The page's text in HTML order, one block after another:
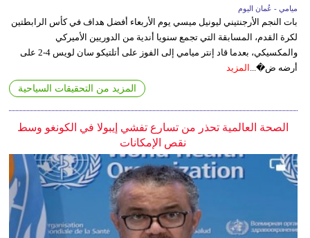
ميامي - عُمان اليوم
بات النجم الأرجنتيني ليونيل ميسي يوم الأربعاء أفضل هداف في كأس الرابطتين
لكرة القدم، المسابقة التي تجمع سنويا أندية من الدوريين الأميركي
والمكسيكي، بعدما قاد إنتر ميامي إلى الفوز على أتلتيكو سان لويس 4-2 على
أرضه ض�... المزيد
المزيد من التحقيقات السياحية
الصحة العالمية تحذر من تسارع تفشي إيبولا في الكونغو وسط
نقص الإمكانات